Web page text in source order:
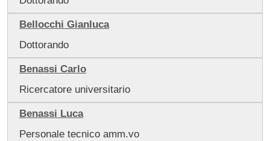
Bellocchi Gianluca
Dottorando
Benassi Carlo
Ricercatore universitario
Benassi Luca
Personale tecnico amm.vo